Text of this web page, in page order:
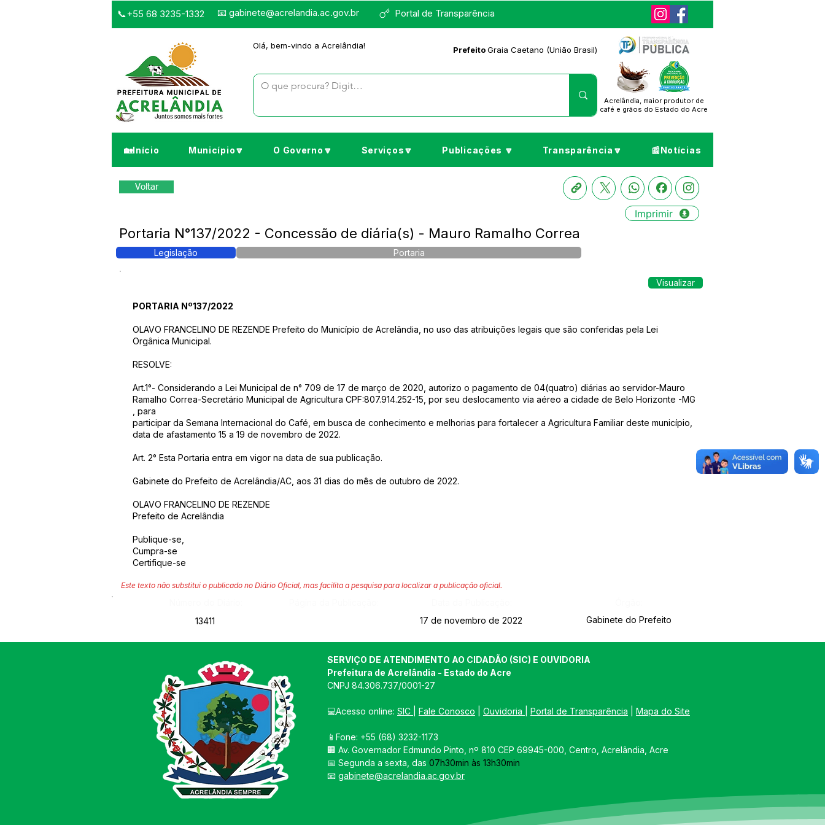
Portal de Transparência
📞+55 68 3235-1332 📧 gabinete@acrelandia.ac.gov.br
Olá, bem-vindo a Acrelândia! PrefeitoGraia Caetano (União Brasil)
Acrelândia, maior produtor de
café e grãos do Estado do Acre
🏡Início Município🔽 O Governo🔽 Serviços🔽 Publicações 🔽 Transparência🔽 📰Notícias
Voltar
Imprimir
Portaria N°137/2022 - Concessão de diária(s) - Mauro Ramalho Correa
Legislação Portaria
Visualizar
PORTARIA Nº137/2022
OLAVO FRANCELINO DE REZENDE Prefeito do Município de Acrelândia, no uso das atribuições legais que são conferidas pela Lei
Orgânica Municipal.
RESOLVE:
Art.1°- Considerando a Lei Municipal de n° 709 de 17 de março de 2020, autorizo o pagamento de 04(quatro) diárias ao servidor-Mauro
Ramalho Correa-Secretário Municipal de Agricultura CPF:807.914.252-15, por seu deslocamento via aéreo a cidade de Belo Horizonte -MG
, para
participar da Semana Internacional do Café, em busca de conhecimento e melhorias para fortalecer a Agricultura Familiar deste município,
data de afastamento 15 a 19 de novembro de 2022.
Art. 2° Esta Portaria entra em vigor na data de sua publicação.
Gabinete do Prefeito de Acrelândia/AC, aos 31 dias do mês de outubro de 2022.
OLAVO FRANCELINO DE REZENDE
Prefeito de Acrelândia
Publique-se,
Cumpra-se
Certifique-se
Este texto não substitui o publicado no Diário Oficial, mas facilita a pesquisa para localizar a publicação oficial.
13411
17 de novembro de 2022 Gabinete do Prefeito
SERVIÇO DE ATENDIMENTO AO CIDADÃO (SIC) E OUVIDORIA
Prefeitura de Acrelândia - Estado do Acre
CNPJ 84.306.737/0001-27
💻Acesso online: SIC Fale Conosco Ouvidoria Portal de Transparência Mapa do Site
📱Fone: +55 (68) 3232-1173
🏢 Av. Governador Edmundo Pinto, nº 810 CEP 69945-000, Centro, Acrelândia, Acre
📅 Segunda a sexta, das 07h30min às 13h30min
📧 gabinete@acrelandia.ac.gov.br